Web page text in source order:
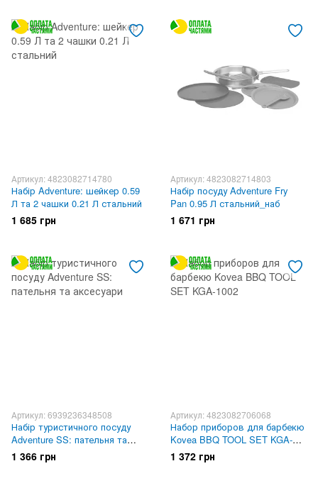
Артикул: 4823082714780
Набір Adventure: шейкер 0.59
Л та 2 чашки 0.21 Л стальний
1 685 грн
Артикул: 4823082714803
Набір посуду Adventure Fry
Pan 0.95 Л стальний_наб
1 671 грн
Артикул: 6939236348508
Набір туристичного посуду
Adventure SS: пательня та
аксесуари
1 366 грн
Артикул: 4823082706068
Набор приборов для барбекю
Kovea BBQ TOOL SET KGA-
1002
1 372 грн